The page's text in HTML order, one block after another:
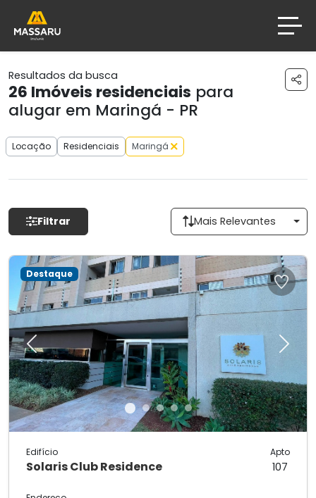
Resultados da busca
26 Imóveis residenciais para
alugar em Maringá - PR
Locação Residenciais Maringá
Filtrar Mais Relevantes
Previous Next
Destaque
Edifício
Solaris Club Residence
Apto
107